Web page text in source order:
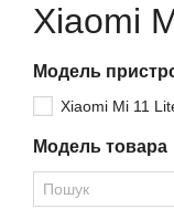
Xiaomi
Модель
Xiaomi Mi 11
Модель товара